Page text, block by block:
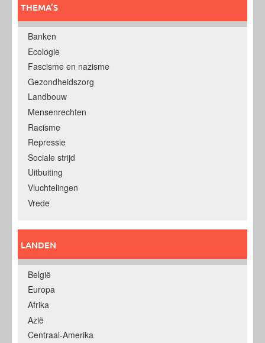
THEMA’S
Banken
Ecologie
Fascisme en nazisme
Gezondheidszorg
Landbouw
Mensenrechten
Racisme
Repressie
Sociale strijd
Uitbuiting
Vluchtelingen
Vrede
LANDEN
België
Europa
Afrika
Azië
Centraal-Amerika